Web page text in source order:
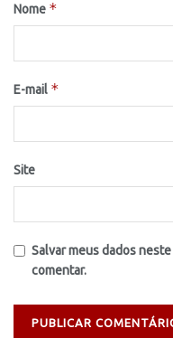
Nome *
E-mail *
Site
Salvar meus dados
comentar.